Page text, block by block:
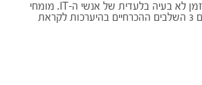
מתקפות סייבר הן כבר מזמן לא בעיה בלעדית של אנשי ה-IT. מומחי
הסייבר שלנו חושפים מהם 3 השלבים ההכרחיים בהיערכות לקראת